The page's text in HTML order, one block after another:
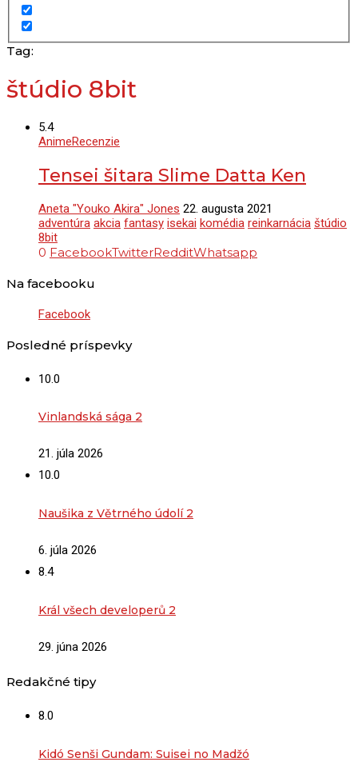
Tag:
štúdio 8bit
5.4
AnimeRecenzie
Tensei šitara Slime Datta Ken
Aneta "Youko Akira" Jones 22. augusta 2021
adventúra akcia fantasy isekai komédia reinkarnácia štúdio
8bit
0 FacebookTwitterRedditWhatsapp
Na facebooku
Facebook
Posledné príspevky
10.0
Vinlandská sága 2
21. júla 2026
10.0
Naušika z Větrného údolí 2
6. júla 2026
8.4
Král všech developerů 2
29. júna 2026
Redakčné tipy
8.0
Kidó Senši Gundam: Suisei no Madžó